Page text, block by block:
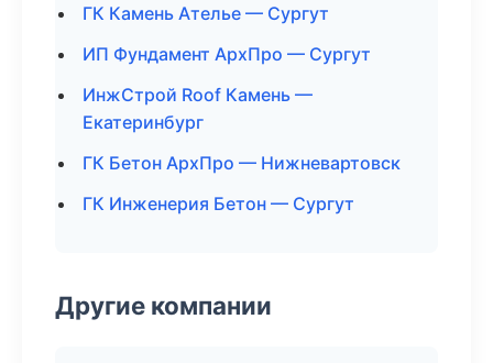
ГК Камень Ателье — Сургут
ИП Фундамент АрхПро — Сургут
ИнжСтрой Roof Камень —
Екатеринбург
ГК Бетон АрхПро — Нижневартовск
ГК Инженерия Бетон — Сургут
Другие компании